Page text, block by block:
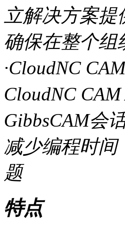
立解决方案
确保在整个组
·CloudNC
CloudNC
GibbsCAM会
减少编程时间
题
特点